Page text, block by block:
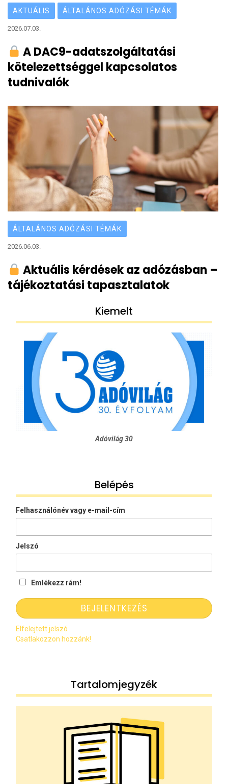
AKTUÁLIS ÁLTALÁNOS ADÓZÁSI TÉMÁK
2026.07.03.
A DAC9-adatszolgáltatási
kötelezettséggel kapcsolatos
tudnivalók
ÁLTALÁNOS ADÓZÁSI TÉMÁK
2026.06.03.
Aktuális kérdések az adózásban –
tájékoztatási tapasztalatok
Kiemelt
Adóvilág 30
Belépés
Felhasználónév vagy e-mail-cím
Jelszó
Emlékezz rám!
Elfelejtett jelszó
Csatlakozzon hozzánk!
Tartalomjegyzék